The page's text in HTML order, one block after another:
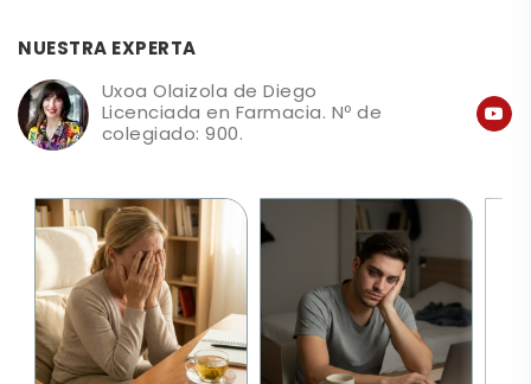
NUESTRA EXPERTA
Uxoa Olaizola de Diego
Licenciada en Farmacia. Nº de
colegiado: 900.